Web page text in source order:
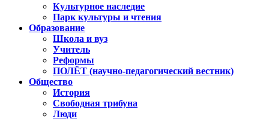
Культурное наследие
Парк культуры и чтения
Образование
Школа и вуз
Учитель
Реформы
ПОЛЁТ (научно-педагогический вестник)
Общество
История
Свободная трибуна
Люди